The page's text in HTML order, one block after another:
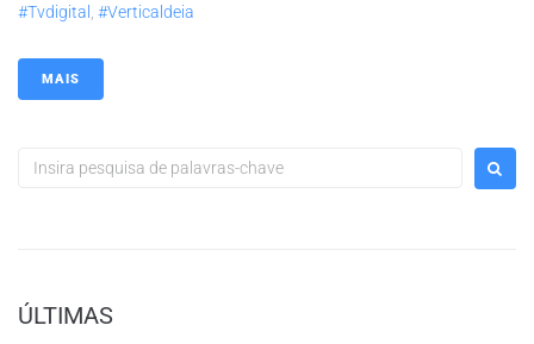
#tvdigital #verticaldeia
MAIS
ÚLTIMAS